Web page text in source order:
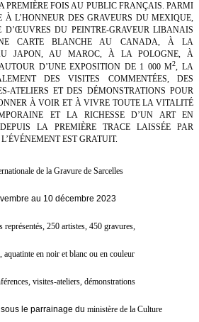
PREMIÈRE FOIS AU PUBLIC FRANÇAIS. PARMI
À L’HONNEUR DES GRAVEURS DU MEXIQUE,
D’ŒUVRES DU PEINTRE-GRAVEUR LIBANAIS
CARTE BLANCHE AU CANADA, À LA
JAPON, AU MAROC, À LA POLOGNE, À
D’UNE EXPOSITION DE 1 000 M2, LA
DES VISITES COMMENTÉES, DES
ATELIERS ET DES DÉMONSTRATIONS POUR
À VOIR ET À VIVRE TOUTE LA VITALITÉ
ET LA RICHESSE D’UN ART EN
LA PREMIÈRE TRACE LAISSÉE PAR
EST GRATUIT.
de la Gravure de Sarcelles
au 10 décembre 2023
représentés, 250 artistes, 450 gravures,
en noir et blanc ou en couleur
visites-ateliers, démonstrations
le parrainage du ministère de la Culture